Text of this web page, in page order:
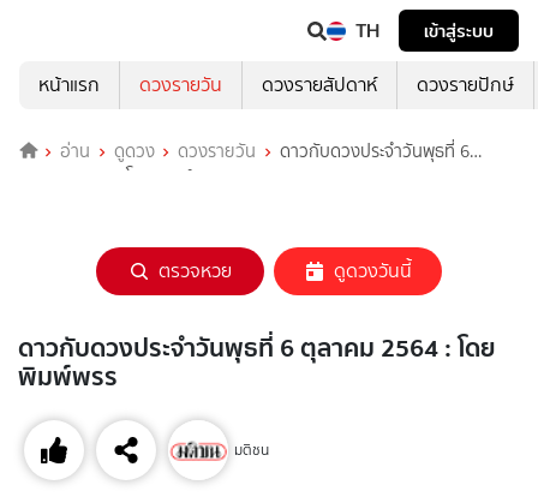
TH
เข้าสู่ระบบ
หน้าแรก
ดวงรายวัน ดวงรายสัปดาห์ ดวงรายปักษ์
อ่าน ดูดวง ดวงรายวัน
ดาวกับดวงประจำวันพุธที่ 6
ตุลาคม 2564 : โดย พิมพ์พรร
ตรวจหวย ดูดวงวันนี้
ดาวกับดวงประจำวันพุธที่ 6 ตุลาคม 2564 : โดย
พิมพ์พรร
มติชน